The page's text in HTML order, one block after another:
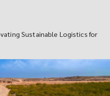
Sustainable Logistics for